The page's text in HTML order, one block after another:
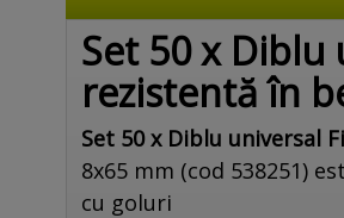
Set 50 x Diblu
rezistentă în
Set 50 x Diblu universal
8x65 mm (cod 538251)
cu goluri